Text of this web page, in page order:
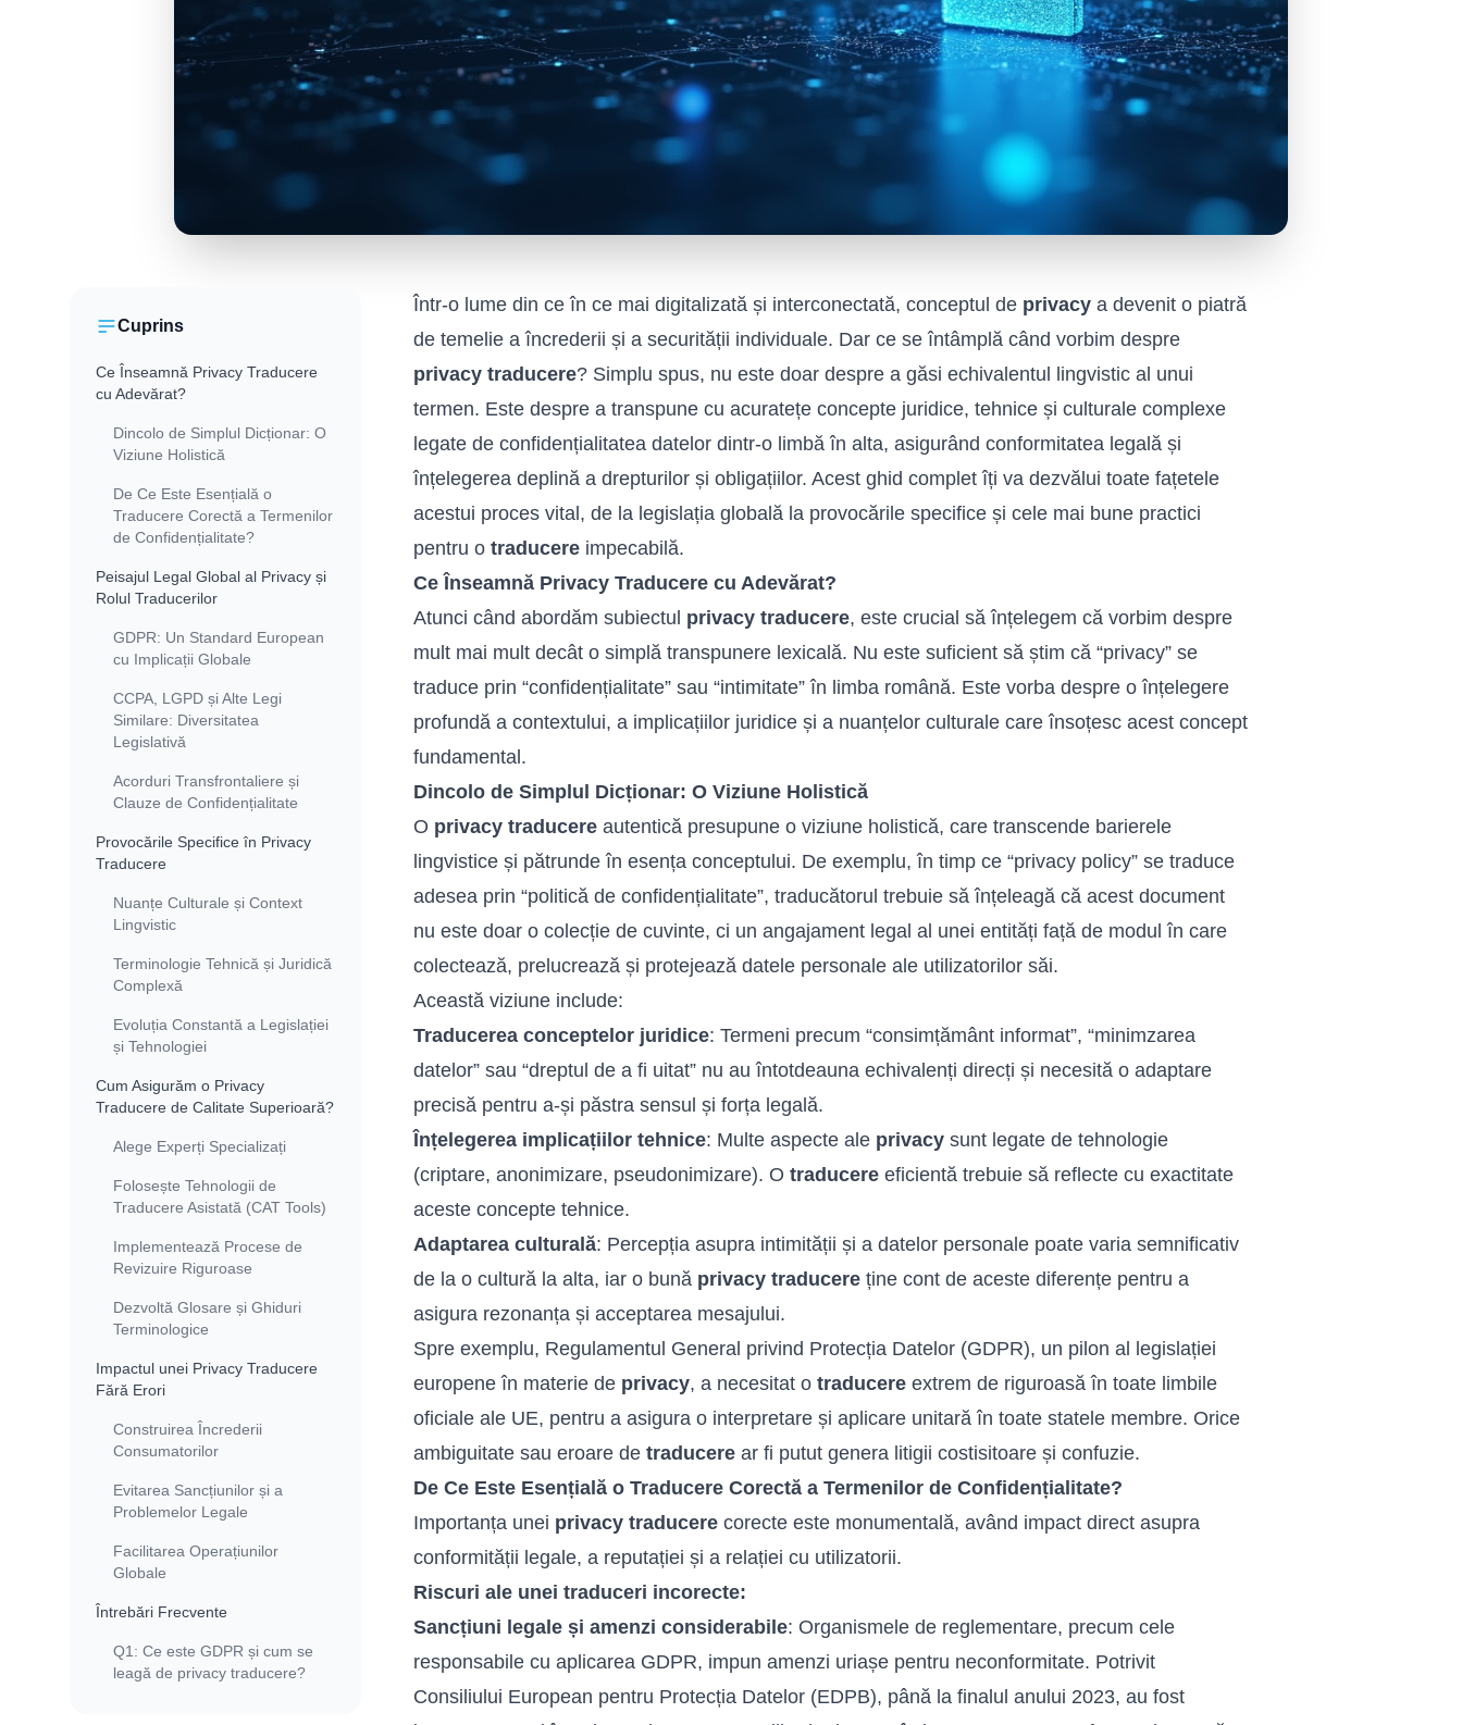
Cuprins
Ce Înseamnă Privacy Traducere
cu Adevărat?
Dincolo de Simplul Dicționar: O
Viziune Holistică
De Ce Este Esențială o
Traducere Corectă a Termenilor
de Confidențialitate?
Peisajul Legal Global al Privacy și
Rolul Traducerilor
GDPR: Un Standard European
cu Implicații Globale
CCPA, LGPD și Alte Legi
Similare: Diversitatea
Legislativă
Acorduri Transfrontaliere și
Clauze de Confidențialitate
Provocările Specifice în Privacy
Traducere
Nuanțe Culturale și Context
Lingvistic
Terminologie Tehnică și Juridică
Complexă
Evoluția Constantă a Legislației
și Tehnologiei
Cum Asigurăm o Privacy
Traducere de Calitate Superioară?
Alege Experți Specializați
Folosește Tehnologii de
Traducere Asistată (CAT Tools)
Implementează Procese de
Revizuire Riguroase
Dezvoltă Glosare și Ghiduri
Terminologice
Impactul unei Privacy Traducere
Fără Erori
Construirea Încrederii
Consumatorilor
Evitarea Sancțiunilor și a
Problemelor Legale
Facilitarea Operațiunilor
Globale
Întrebări Frecvente
Q1: Ce este GDPR și cum se
leagă de privacy traducere?
Într-o lume din ce în ce mai digitalizată și interconectată, conceptul de privacya devenit o piatră
de temelie a încrederii și a securității individuale. Dar ce se întâmplă când vorbim despre
privacy traducere? Simplu spus, nu este doar despre a găsi echivalentul lingvistic al unui
termen. Este despre a transpune cu acuratețe concepte juridice, tehnice și culturale complexe
legate de confidențialitatea datelor dintr-o limbă în alta, asigurând conformitatea legală și
înțelegerea deplină a drepturilor și obligațiilor. Acest ghid complet îți va dezvălui toate fațetele
acestui proces vital, de la legislația globală la provocările specifice și cele mai bune practici
pentru o traducereimpecabilă.
Ce Înseamnă Privacy Traducere cu Adevărat?
Atunci când abordăm subiectul privacy traducere, este crucial să înțelegem că vorbim despre
mult mai mult decât o simplă transpunere lexicală. Nu este suficient să știm că “privacy” se
traduce prin “confidențialitate” sau “intimitate” în limba română. Este vorba despre o înțelegere
profundă a contextului, a implicațiilor juridice și a nuanțelor culturale care însoțesc acest concept
fundamental.
Dincolo de Simplul Dicționar: O Viziune Holistică
O privacy traducereautentică presupune o viziune holistică, care transcende barierele
lingvistice și pătrunde în esența conceptului. De exemplu, în timp ce “privacy policy” se traduce
adesea prin “politică de confidențialitate”, traducătorul trebuie să înțeleagă că acest document
nu este doar o colecție de cuvinte, ci un angajament legal al unei entități față de modul în care
colectează, prelucrează și protejează datele personale ale utilizatorilor săi.
Această viziune include:
Traducerea conceptelor juridice: Termeni precum “consimțământ informat”, “minimzarea
datelor” sau “dreptul de a fi uitat” nu au întotdeauna echivalenți direcți și necesită o adaptare
precisă pentru a-și păstra sensul și forța legală.
Înțelegerea implicațiilor tehnice: Multe aspecte ale privacysunt legate de tehnologie
(criptare, anonimizare, pseudonimizare). O traducereeficientă trebuie să reflecte cu exactitate
aceste concepte tehnice.
Adaptarea culturală: Percepția asupra intimității și a datelor personale poate varia semnificativ
de la o cultură la alta, iar o bună privacy traducereține cont de aceste diferențe pentru a
asigura rezonanța și acceptarea mesajului.
Spre exemplu, Regulamentul General privind Protecția Datelor (GDPR), un pilon al legislației
europene în materie de privacy, a necesitat o traducereextrem de riguroasă în toate limbile
oficiale ale UE, pentru a asigura o interpretare și aplicare unitară în toate statele membre. Orice
ambiguitate sau eroare de traducerear fi putut genera litigii costisitoare și confuzie.
De Ce Este Esențială o Traducere Corectă a Termenilor de Confidențialitate?
Importanța unei privacy traducerecorecte este monumentală, având impact direct asupra
conformității legale, a reputației și a relației cu utilizatorii.
Riscuri ale unei traduceri incorecte:
Sancțiuni legale și amenzi considerabile: Organismele de reglementare, precum cele
responsabile cu aplicarea GDPR, impun amenzi uriașe pentru neconformitate. Potrivit
Consiliului European pentru Protecția Datelor (EDPB), până la finalul anului 2023, au fost